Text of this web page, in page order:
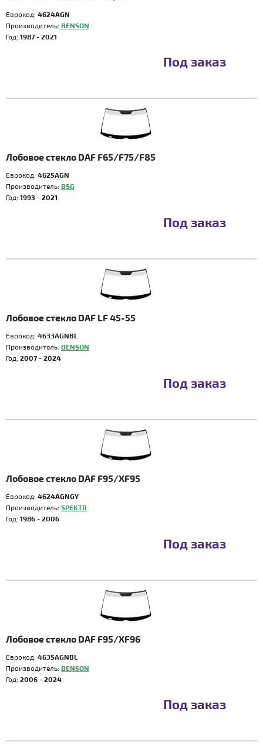
Еврокод: 4624AGN
Производитель: BENSON
Год: 1987 - 2021
Под заказ
Лобовое стекло DAF F65/F75/F85
Еврокод: 4625AGN
Производитель: BSG
Год: 1993 - 2021
Под заказ
Лобовое стекло DAF LF 45-55
Еврокод: 4633AGNBL
Производитель: BENSON
Год: 2007 - 2024
Под заказ
Лобовое стекло DAF F95/XF95
Еврокод: 4624AGNGY
Производитель: SPEKTR
Год: 1986 - 2006
Под заказ
Лобовое стекло DAF F95/XF96
Еврокод: 4635AGNBL
Производитель: BENSON
Год: 2006 - 2024
Под заказ